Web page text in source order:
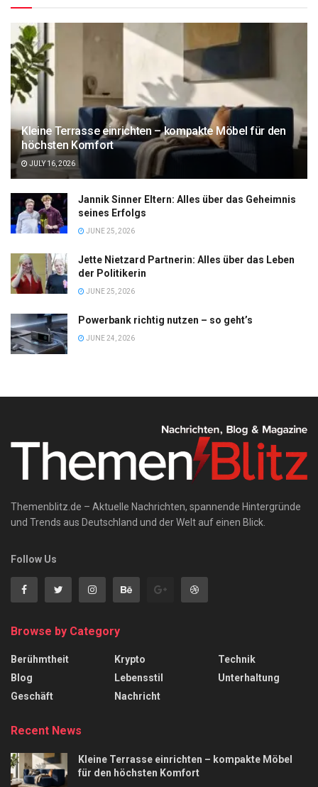
Kleine Terrasse einrichten – kompakte Möbel für den
höchsten Komfort
JULY 16, 2026
Jannik Sinner Eltern: Alles über das Geheimnis
seines Erfolgs
JUNE 25, 2026
Jette Nietzard Partnerin: Alles über das Leben
der Politikerin
JUNE 25, 2026
Powerbank richtig nutzen – so geht’s
JUNE 24, 2026
Themenblitz.de – Aktuelle Nachrichten, spannende Hintergründe
und Trends aus Deutschland und der Welt auf einen Blick.
Follow Us
Browse by Category
Berühmtheit
Blog
Geschäft
Krypto
Lebensstil
Nachricht
Technik
Unterhaltung
Recent News
Kleine Terrasse einrichten – kompakte Möbel
für den höchsten Komfort